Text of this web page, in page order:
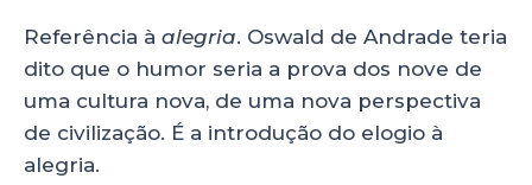
Referência à alegria. Oswald de Andrade teria
dito que o humor seria a prova dos nove de
uma cultura nova, de uma nova perspectiva
de civilização. É a introdução do elogio à
alegria.